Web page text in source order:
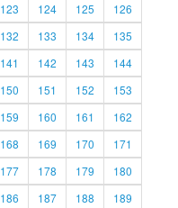
123 124 125
126
132 133 134
135
141 142 143
144
150 151 152
153
159 160 161
162
168 169 170
171
177 178 179
180
186 187 188
189